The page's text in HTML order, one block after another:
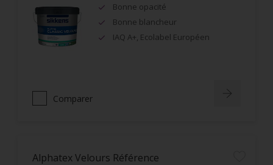
Bonne opacité
Bonne blancheur
IAQ A+, Ecolabel Européen
Comparer
Alphatex Velours Référence